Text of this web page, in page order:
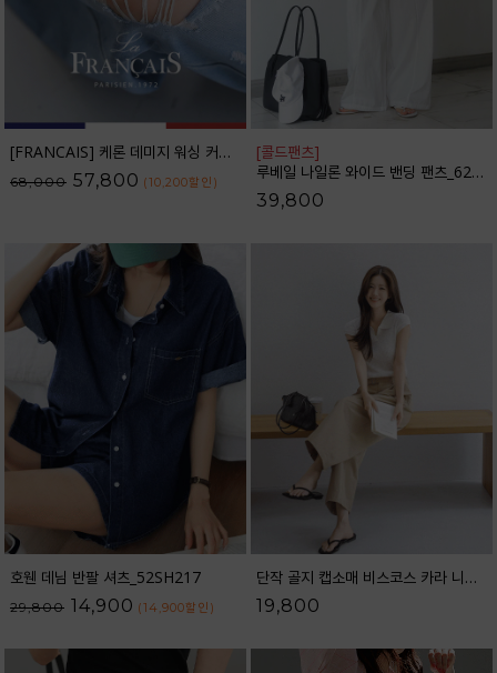
[FRANCAIS] 케론 데미지 워싱 커브라인 와이드 데님팬츠_F6H479DP
68,000 57,800 (10,200할인 )
[콜드팬츠]
루베일 나일론 와이드 밴딩 팬츠_62PT2616
39,800
호웬 데님 반팔 셔츠_52SH217
29,800 14,900 (14,900할인 )
단작 골지 캡소매 비스코스 카라 니트_62KN2562
19,800